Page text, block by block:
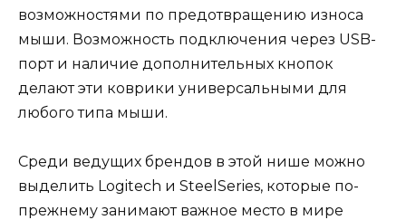
возможностями по предотвращению износа
мыши. Возможность подключения через USB-
порт и наличие дополнительных кнопок
делают эти коврики универсальными для
любого типа мыши.
Среди ведущих брендов в этой нише можно
выделить Logitech и SteelSeries, которые по-
прежнему занимают важное место в мире